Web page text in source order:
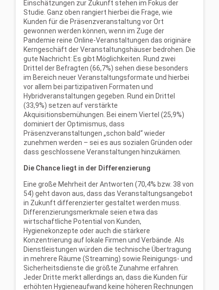
Einschätzungen zur Zukunft stehen im Fokus der
Studie. Ganz oben rangiert hierbei die Frage, wie
Kunden für die Präsenzveranstaltung vor Ort
gewonnen werden können, wenn im Zuge der
Pandemie reine Online-Veranstaltungen das originäre
Kerngeschäft der Veranstaltungshäuser bedrohen. Die
gute Nachricht: Es gibt Möglichkeiten. Rund zwei
Drittel der Befragten (66,7%) sehen diese besonders
im Bereich neuer Veranstaltungsformate und hierbei
vor allem bei partizipativen Formaten und
Hybridveranstaltungen gegeben. Rund ein Drittel
(33,9%) setzen auf verstärkte
Akquisitionsbemühungen. Bei einem Viertel (25,9%)
dominiert der Optimismus, dass
Präsenzveranstaltungen „schon bald“ wieder
zunehmen werden – sei es aus sozialen Gründen oder
dass geschlossene Veranstaltungen hinzukämen.
Die Chance liegt in der Differenzierung
Eine große Mehrheit der Antworten (70,4% bzw. 38 von
54) geht davon aus, dass das Veranstaltungsangebot
in Zukunft differenzierter gestaltet werden muss.
Differenzierungsmerkmale seien etwa das
wirtschaftliche Potential von Kunden,
Hygienekonzepte oder auch die stärkere
Konzentrierung auf lokale Firmen und Verbände. Als
Dienstleistungen würden die technische Übertragung
in mehrere Räume (Streaming) sowie Reinigungs- und
Sicherheitsdienste die größte Zunahme erfahren.
Jeder Dritte merkt allerdings an, dass die Kunden für
erhöhten Hygieneaufwand keine höheren Rechnungen